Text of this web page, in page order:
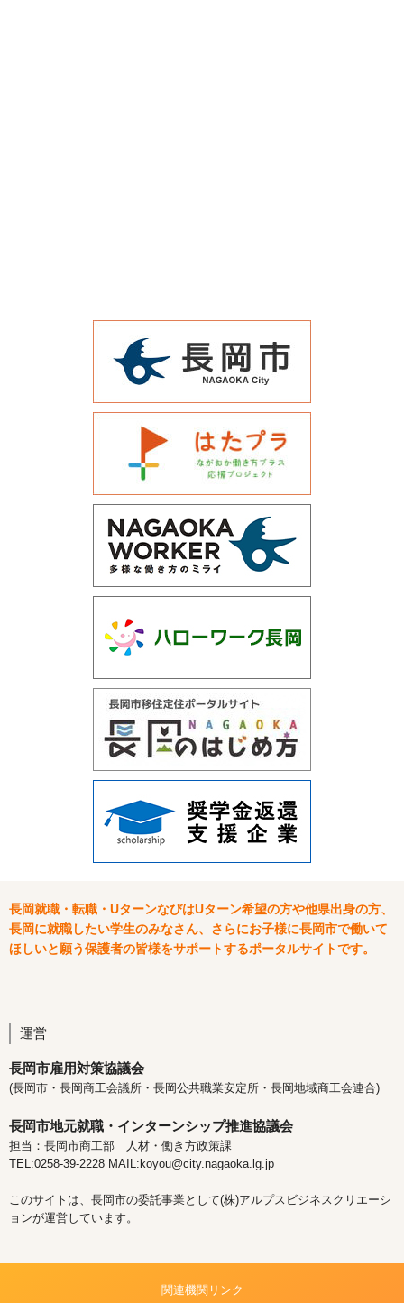
長岡就職・転職・UターンなびはUターン希望の方や他県出身の方、
長岡に就職したい学生のみなさん、さらにお子様に長岡市で働いて
ほしいと願う保護者の皆様をサポートするポータルサイトです。
運営
長岡市雇用対策協議会
(長岡市・長岡商工会議所・長岡公共職業安定所・長岡地域商工会連合)
長岡市地元就職・インターンシップ推進協議会
担当：長岡市商工部 人材・働き方政策課
TEL:0258-39-2228 MAIL:koyou@city.nagaoka.lg.jp
このサイトは、長岡市の委託事業として(株)アルプスビジネスクリエーシ
ョンが運営しています。
関連機関リンク